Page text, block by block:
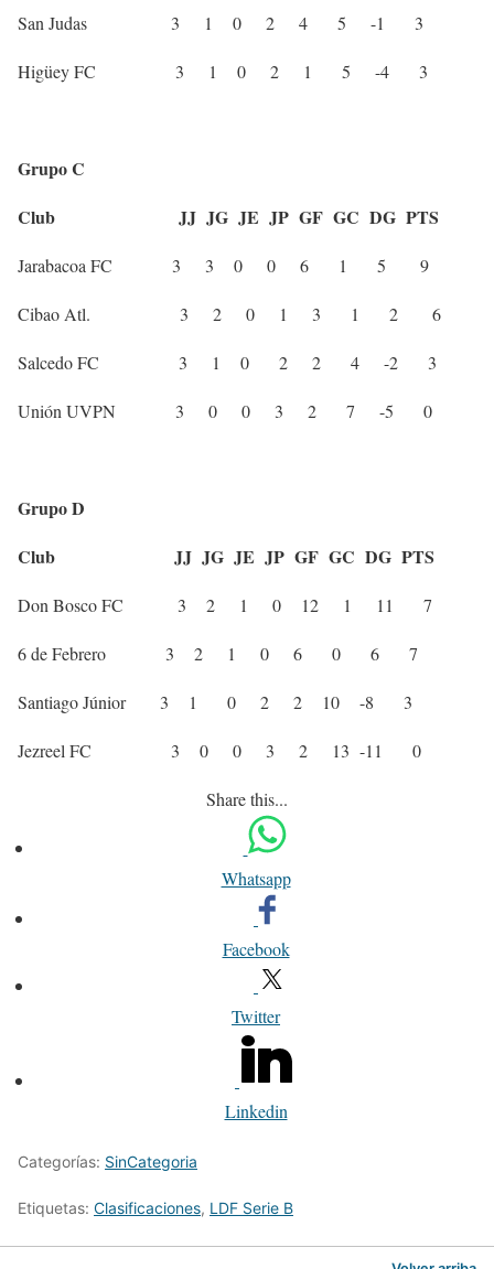
San Judas 3 1 0 2 4 5 -1 3
Higüey FC 3 1 0 2 1 5 -4 3
Grupo C
Club JJ JG JE JP GF GC DG PTS
Jarabacoa FC 3 3 0 0 6 1 5 9
Cibao Atl. 3 2 0 1 3 1 2 6
Salcedo FC 3 1 0 2 2 4 -2 3
Unión UVPN 3 0 0 3 2 7 -5 0
Grupo D
Club JJ JG JE JP GF GC DG PTS
Don Bosco FC 3 2 1 0 12 1 11 7
6 de Febrero 3 2 1 0 6 0 6 7
Santiago Júnior 3 1 0 2 2 10 -8 3
Jezreel FC 3 0 0 3 2 13 -11 0
Share this...
Whatsapp
Facebook
Twitter
Linkedin
Categorías: SinCategoria
Etiquetas: Clasificaciones, LDF Serie B